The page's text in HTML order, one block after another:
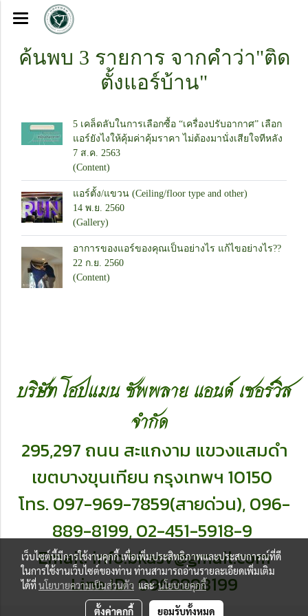
ค้นพบ 3 รายการ จากคำว่า"ติด
ตั้งแอร์บ้าน"
5 เคล็ดลับในการเลือกซื้อ “เครื่องปรับอากาศ” เลือก
แอร์ยังไงให้คุ้มค่าคุ้มราคา ไม่ต้องมานั่งเสียใจทีหลัง
7 ส.ค. 2563
(Content)
แอร์ตั้ง/แขวน (Ceiling/floor type and other)
14 พ.ย. 2560
(Gallery)
อาการของแอร์ของคุณเป็นอย่างไร แก้ไขอย่างไร??
22 ก.ย. 2560
(Content)
บริษัท โฮปแมน ซัพพลาย แอนด์ เซอร์วิส
จำกัด
295,297 ถนน สะแกงาม แขวงแสมดำ
เขตบางขุนเทียน กรุงเทพฯ 10150
โทร. 097-969-7859(สายด่วน),096-
889-8199,02-451-5918-9
Email:info.bkasv@gmail.com
Line ID : 0968898199
เว็บไซต์นี้มีการใช้งานคุกกี้ เพื่อเพิ่มประสิทธิภาพและประสบการณ์ที่ดี
ในการใช้งานเว็บไซต์ของท่าน ท่านสามารถอ่านรายละเอียดเพิ่มเติม
ได้ที่นโยบายความเป็นส่วนตัว และนโยบายคุกกี้
ตั้งค่าคุกกี้ ยอมรับทั้งหมด